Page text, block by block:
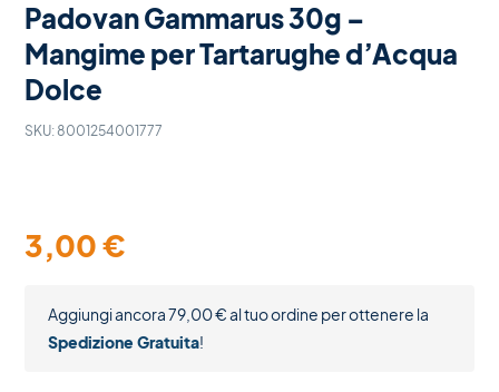
Padovan Gammarus 30g –
Mangime per Tartarughe d’Acqua
Dolce
SKU:8001254001777
3,00€
Aggiungi ancora79,00€al tuo ordine per ottenere la
Spedizione Gratuita!